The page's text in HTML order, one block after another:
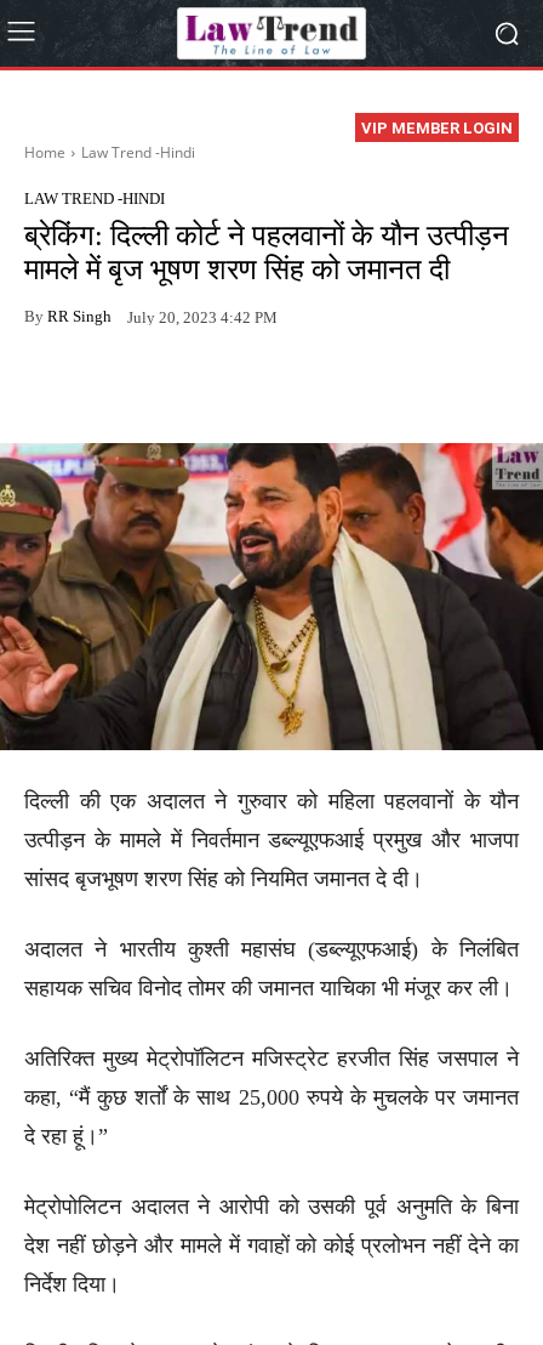
VIP MEMBER LOGIN
Home Law Trend -Hindi
LAW TREND -HINDI
ब्रेकिंग: दिल्ली कोर्ट ने पहलवानों के यौन उत्पीड़न
मामले में बृज भूषण शरण सिंह को जमानत दी
By RR Singh July 20, 2023 4:42 PM
दिल्ली की एक अदालत ने गुरुवार को महिला पहलवानों के यौन
उत्पीड़न के मामले में निवर्तमान डब्ल्यूएफआई प्रमुख और भाजपा
सांसद बृजभूषण शरण सिंह को नियमित जमानत दे दी।
अदालत ने भारतीय कुश्ती महासंघ (डब्ल्यूएफआई) के निलंबित
सहायक सचिव विनोद तोमर की जमानत याचिका भी मंजूर कर ली।
अतिरिक्त मुख्य मेट्रोपॉलिटन मजिस्ट्रेट हरजीत सिंह जसपाल ने
कहा, “मैं कुछ शर्तों के साथ 25,000 रुपये के मुचलके पर जमानत
दे रहा हूं।”
मेट्रोपोलिटन अदालत ने आरोपी को उसकी पूर्व अनुमति के बिना
देश नहीं छोड़ने और मामले में गवाहों को कोई प्रलोभन नहीं देने का
निर्देश दिया।